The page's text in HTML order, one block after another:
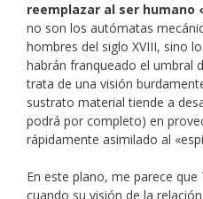
reemplazar al ser humano
no son los autómatas
hombres del siglo XVIII, sino
habrán franqueado el umbral
trata de una visión
sustrato material tiende a
podrá por completo) en
rápidamente asimilado al
En este plano, me parece
cuando su visión de la